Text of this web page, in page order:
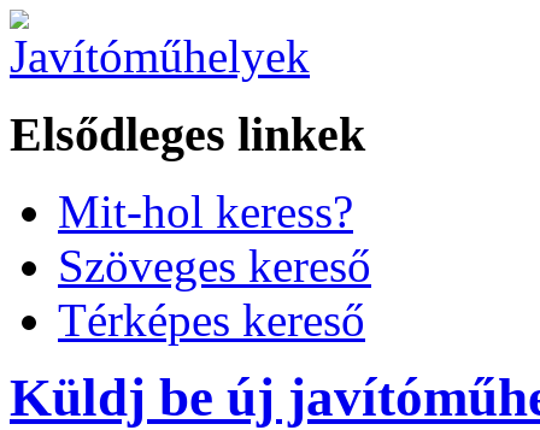
Elsődleges linkek
Mit-hol keress?
Szöveges kereső
Térképes kereső
Küldj be új